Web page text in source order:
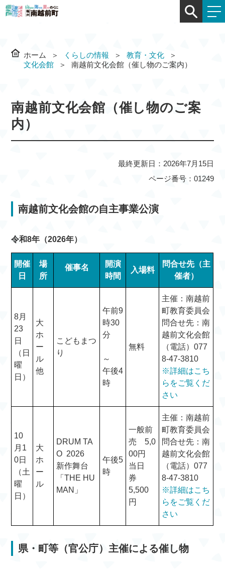
ホーム くらしの情報
教育・文化
文化会館
南越前文化会館（催し物のご案内）
南越前文化会館（催し物のご案
内）
最終更新日：2026年7月15日
ページ番号：01249
南越前文化会館の自主事業公演
令和8年（2026年）
開催
日
場
所
催事名
開演
時間
入場料
問合せ先（主
催者）
8月
23
日
（日
曜
日）
大
ホ
ー
ル
他
こどもまつ
り
午前9
時30
分
～
午後4
時
無料
主催：南越前
町教育委員会
問合せ先：南
越前文化会館
（電話）077
8-47-3810
※詳細はこち
らをご覧くだ
さい
10
月1
0日
（土
曜
日）
大
ホ
ー
ル
DRUM TA
O 2026
新作舞台
「THE HU
MAN」
午後5
時
一般前
売 5,0
00円
当日
券
5,500
円
主催：南越前
町教育委員会
問合せ先：南
越前文化会館
（電話）077
8-47-3810
※詳細はこち
らをご覧くだ
さい
県・町等（官公庁）主催による催し物